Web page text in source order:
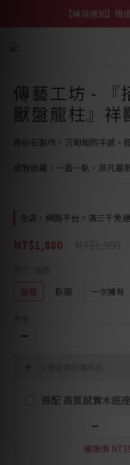
【熱門】馬上有系列！
【補貨通知】悟
傳藝工坊 - 『
獸盤龍柱』祥
青砂石製作，沉甸甸的手感，
成對收藏，一直一臥，非凡霸氣
全店，網路平台。滿三千免
NT$1,980
NT$1,880
盤龍 臥龍 一次擁有
搭配 高質感實木底座
優惠價